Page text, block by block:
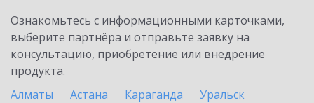
Ознакомьтесь с информационными карточками,
выберите партнёра и отправьте заявку на
консультацию, приобретение или внедрение
продукта.
Алматы
Астана Караганда
Уральск